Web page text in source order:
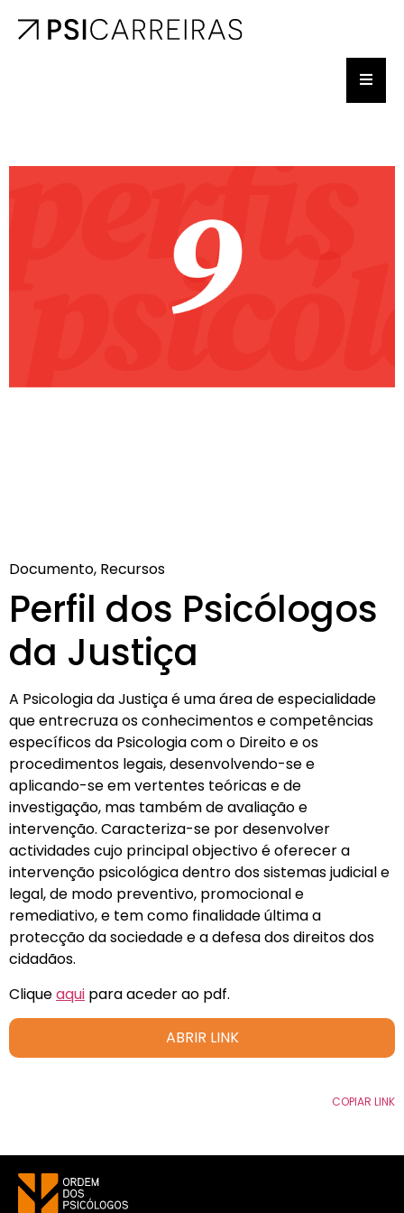
Documento, Recursos
Perfil dos Psicólogos
da Justiça
A Psicologia da Justiça é uma área de especialidade
que entrecruza os conhecimentos e competências
específicos da Psicologia com o Direito e os
procedimentos legais, desenvolvendo-se e
aplicando-se em vertentes teóricas e de
investigação, mas também de avaliação e
intervenção. Caracteriza-se por desenvolver
actividades cujo principal objectivo é oferecer a
intervenção psicológica dentro dos sistemas judicial e
legal, de modo preventivo, promocional e
remediativo, e tem como finalidade última a
protecção da sociedade e a defesa dos direitos dos
cidadãos.
Cliqueaqui para aceder ao pdf.
ABRIR LINK
COPIAR LINK